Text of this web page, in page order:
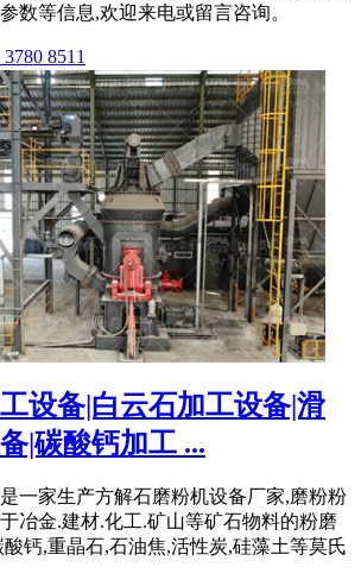
数等信息,欢迎来电或留言咨询。
8511
设备|白云石加工设备|滑
|碳酸钙加工 ...
一家生产方解石磨粉机设备厂家,磨粉粉
冶金.建材.化工.矿山等矿石物料的粉磨
钙,重晶石,石油焦,活性炭,硅藻土等莫氏